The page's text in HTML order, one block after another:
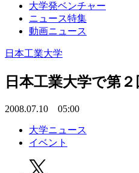
大学発ベンチャー
ニュース特集
動画ニュース
日本工業大学
日本工業大学で第
2008.07.10 05:00
大学ニュース
イベント